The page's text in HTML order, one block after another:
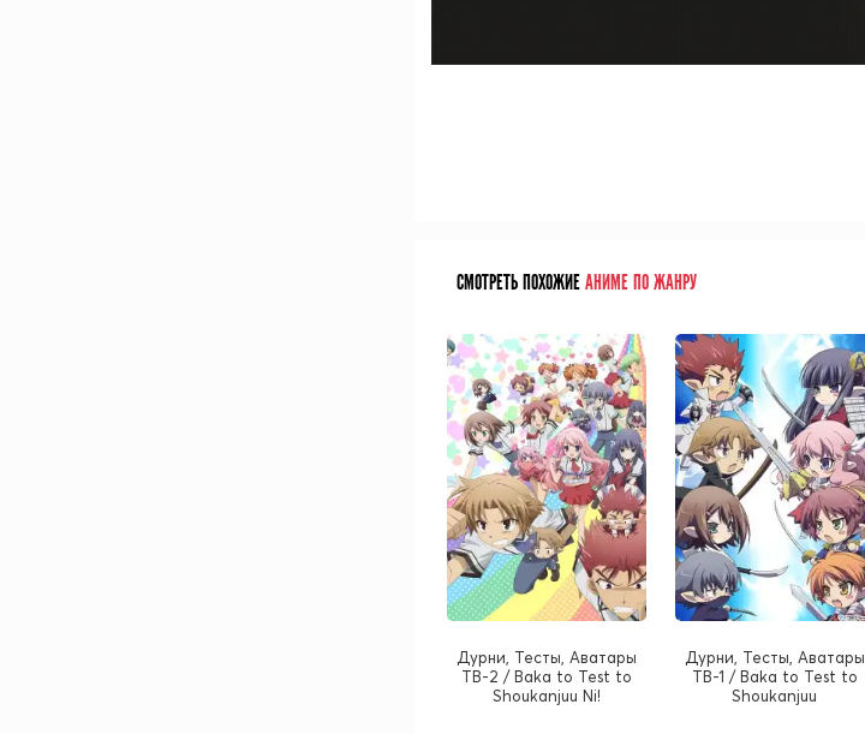
СМОТРЕТЬ ПОХОЖИЕАНИМЕ ПО ЖАНРУ
Дурни, Тесты, Аватары
ТВ-2 / Baka to Test to
Shoukanjuu Ni!
Дурни, Тесты, Аватары
ТВ-1 / Baka to Test to
Shoukanjuu